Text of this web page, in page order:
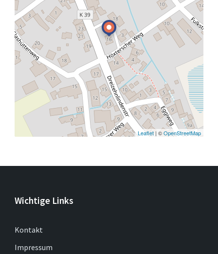
Leaflet | ©OpenStreetMap
Wichtige Links
Kontakt
Impressum